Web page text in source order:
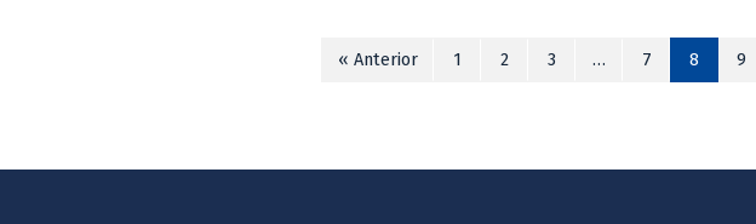
« Anterior 1 2 3 … 7 8 9